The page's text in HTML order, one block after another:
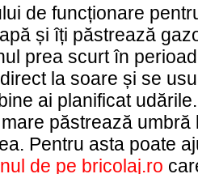
de funcționare
și îți păstrează
prea scurt în
la soare și se
ai planificat
păstrează umbră
Pentru asta poate
de pe bricolaj.ro